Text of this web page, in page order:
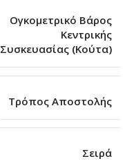
Ογκομετρικό Βάρος
Κεντρικής
Συσκευασίας (Κούτα)
Τρόπος Αποστολής
Σειρά